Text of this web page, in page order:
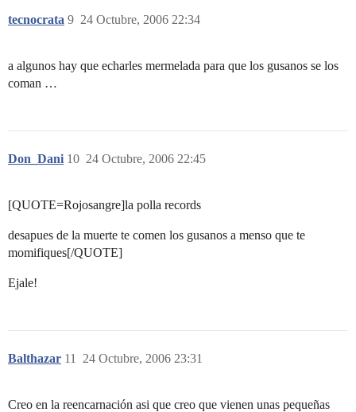
tecnocrata 24 Octubre, 2006 22:34
9
a algunos hay que echarles mermelada para que los gusanos se los
coman …
Don_Dani 24 Octubre, 2006 22:45
10
[QUOTE=Rojosangre]la polla records
desapues de la muerte te comen los gusanos a menso que te
momifiques[/QUOTE]
Ejale!
Balthazar 24 Octubre, 2006 23:31
11
Creo en la reencarnación asi que creo que vienen unas pequeñas